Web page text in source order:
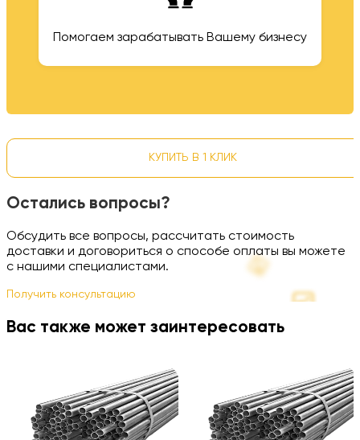
Помогаем зарабатывать Вашему бизнесу
КУПИТЬ В 1 КЛИК
Остались вопросы?
Обсудить все вопросы, рассчитать стоимость
доставки и договориться о способе оплаты вы можете
с нашими специалистами.
Получить консультацию
Вас также может заинтересовать